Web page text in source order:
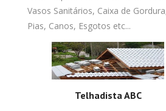
Vasos Sanitários, Caixa de
Pias, Canos, Esgotos etc...
Telhadista ABC